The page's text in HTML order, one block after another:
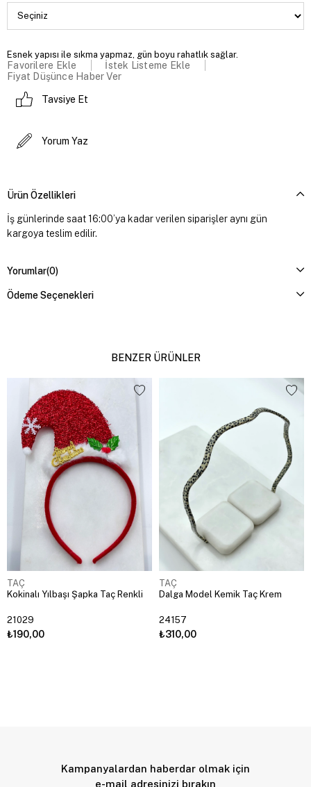
Esnek yapısı ile sıkma yapmaz, gün boyu rahatlık sağlar.
Favorilere Ekle
İstek Listeme Ekle
Fiyat Düşünce Haber Ver
Tavsiye Et
Yorum Yaz
Ürün Özellikleri
İş günlerinde saat 16:00’ya kadar verilen siparişler aynı gün
kargoya teslim edilir.
Yorumlar(0)
Ödeme Seçenekleri
BENZER ÜRÜNLER
TAÇ
Kokinalı Yılbaşı Şapka Taç Renkli
21029
₺190,00
TAÇ
Dalga Model Kemik Taç Krem
24157
₺310,00
Kampanyalardan haberdar olmak için
e-mail adresinizi bırakın